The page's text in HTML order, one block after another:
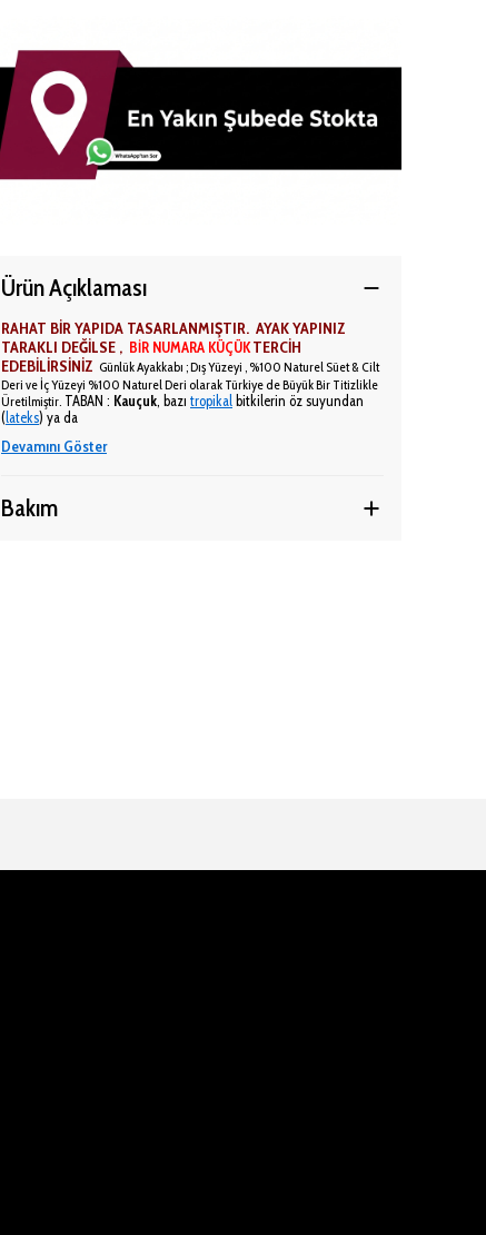
Ürün Açıklaması
RAHAT BİR YAPIDA TASARLANMIŞTIR. AYAK YAPINIZ
TARAKLI DEĞİLSE , BİR NUMARA KÜÇÜKTERCİH
EDEBİLİRSİNİZ GünlükAyakkabı ; Dış Yüzeyi , %100 Naturel Süet & Cilt
Deri ve İç Yüzeyi %100 Naturel Deri olarak Türkiye de Büyük Bir Titizlikle
Üretilmiştir. TABAN : Kauçuk , bazı tropikal bitkilerin öz suyundan
(lateks) ya da
Devamını Göster
Bakım